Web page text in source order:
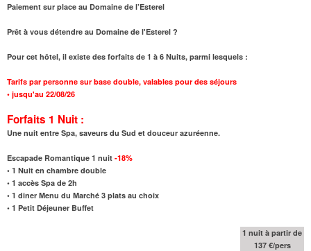
Paiement sur place au Domaine de l’Esterel
Prêt à vous détendre au Domaine de l'Esterel ?
Pour cet hôtel, il existe des forfaits de 1 à 6 Nuits, parmi lesquels :
Tarifs par personne sur base double, valables pour des séjours
• jusqu'au 22/08/26
Forfaits 1 Nuit :
Une nuit entre Spa, saveurs du Sud et douceur azuréenne.
Escapade Romantique 1 nuit -18%
• 1 Nuit en chambre double
• 1 accès Spa de 2h
• 1 diner Menu du Marché 3 plats au choix
• 1 Petit Déjeuner Buffet
1 nuit à partir de
137 €/pers